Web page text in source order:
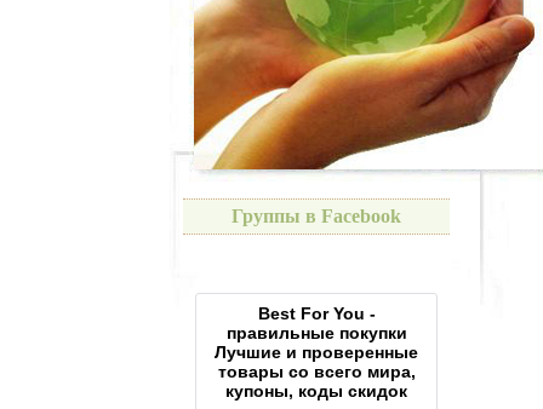
Группы в Facebook
Best For You -
правильные покупки
Лучшие и проверенные
товары со всего мира,
купоны, коды скидок